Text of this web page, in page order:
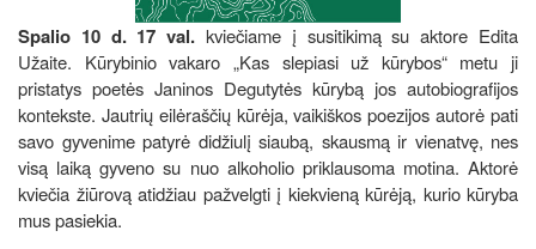
Spalio 10 d. 17 val. kviečiame į susitikimą su aktore Edita
Užaite. Kūrybinio vakaro „Kas slepiasi už kūrybos“ metu ji
pristatys poetės Janinos Degutytės kūrybą jos autobiografijos
kontekste. Jautrių eilėraščių kūrėja, vaikiškos poezijos autorė pati
savo gyvenime patyrė didžiulį siaubą, skausmą ir vienatvę, nes
visą laiką gyveno su nuo alkoholio priklausoma motina. Aktorė
kviečia žiūrovą atidžiau pažvelgti į kiekvieną kūrėją, kurio kūryba
mus pasiekia.